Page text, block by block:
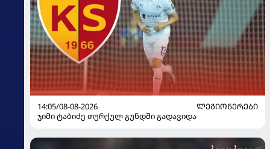
14:05/08-08-2026
ᲚᲔᲒᲘᲝᲜᲔᲠᲔᲑᲘ
ჯიმი ტაბიძე თურქულ გუნდში გადავიდა